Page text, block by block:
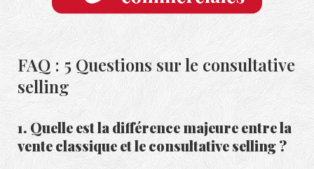
FAQ : 5 Questions sur le consultative
selling
1. Quelle est la différence majeure entre la
vente classique et le consultative selling ?